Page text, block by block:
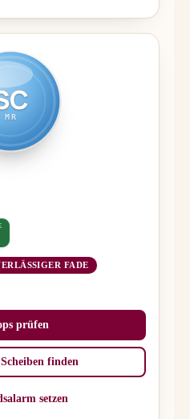
MR
FADE
prüfen
finden
setzen